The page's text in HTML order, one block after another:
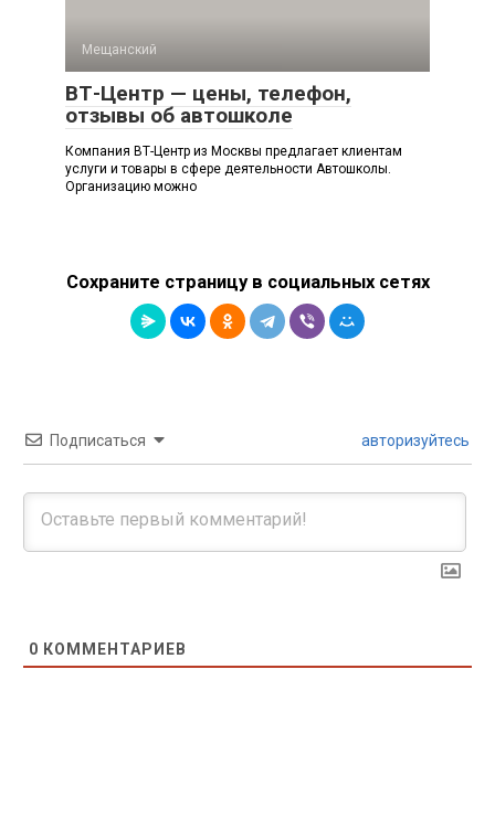
Мещанский
ВТ-Центр — цены, телефон,
отзывы об автошколе
Компания ВТ-Центр из Москвы предлагает клиентам
услуги и товары в сфере деятельности Автошколы.
Организацию можно
Сохраните страницу в социальных сетях
Подписаться авторизуйтесь
0 КОММЕНТАРИЕВ